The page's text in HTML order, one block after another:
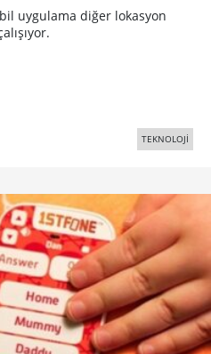
uygulama diğer lokasyon
TEKNOLOJİ